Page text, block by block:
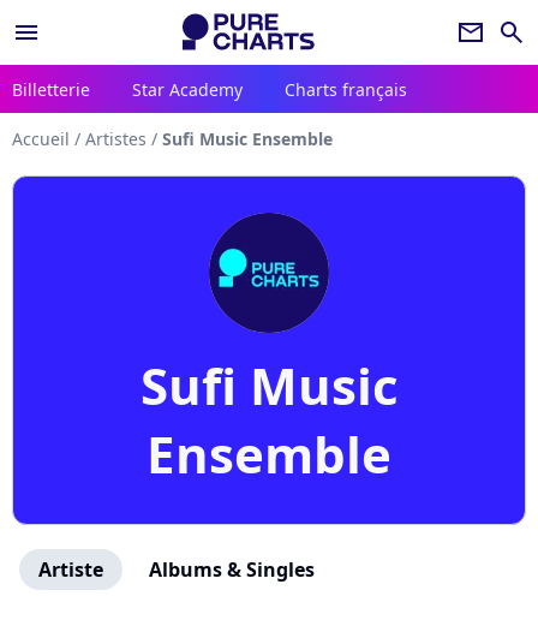
menu newsletter search
Billetterie Star Academy Charts français
Accueil / Artistes / Sufi Music Ensemble
Sufi Music
Ensemble
Artiste Albums & Singles